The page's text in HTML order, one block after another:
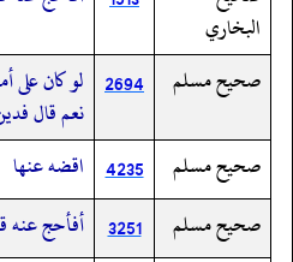
البخاري
صحيح مسلم 2694 لو كان
نعم قال
صحيح مسلم
4235 اقضه عنها
صحيح مسلم
3251
أفأحج عنه